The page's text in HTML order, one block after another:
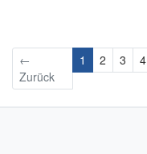
←
Zurück
1 2 3 4